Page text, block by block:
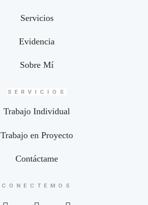
Servicios
Evidencia
Sobre Mí
SERVICIOS
Trabajo Individual
Trabajo en Proyecto
Contáctame
CONECTEMOS